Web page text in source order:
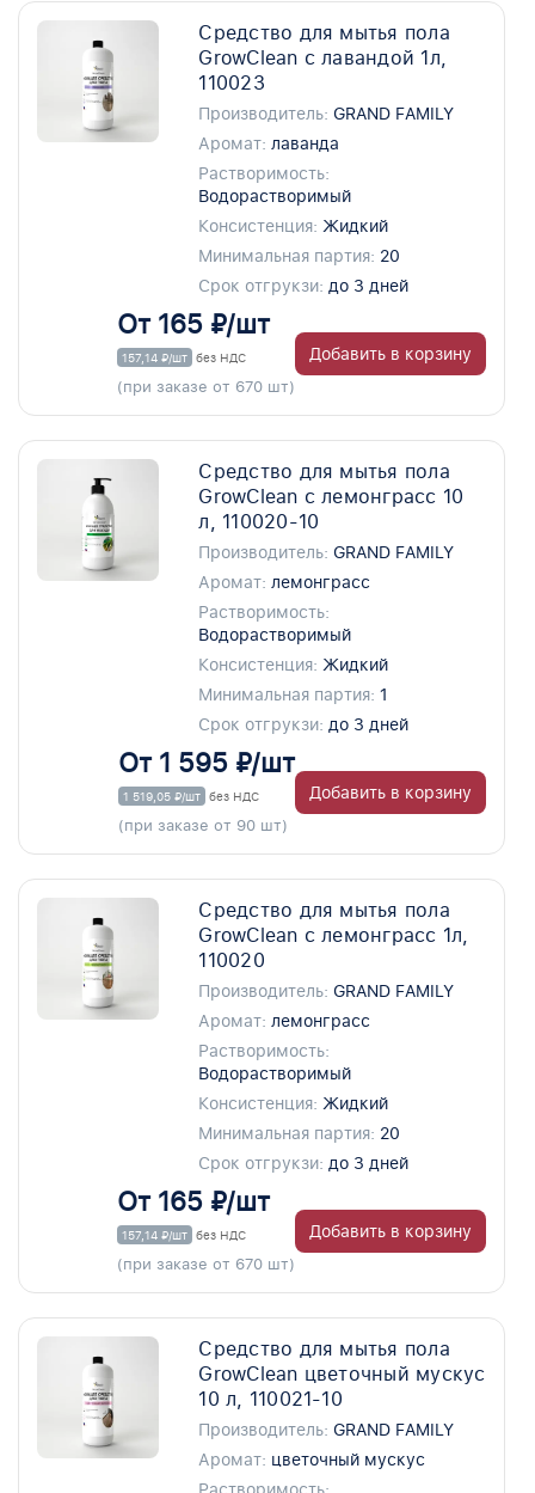
Средство для мытья пола
GrowClean с лавандой 1л,
110023
Производитель: GRAND FAMILY
Аромат: лаванда
Растворимость:
Водорастворимый
Консистенция: Жидкий
Минимальная партия: 20
Срок отгрукзи: до 3 дней
От 165 ₽/шт
157,14 ₽/шт без НДС
(при заказе от 670 шт)
Добавить в корзину
Средство для мытья пола
GrowClean с лемонграсс 10
л, 110020-10
Производитель: GRAND FAMILY
Аромат: лемонграсс
Растворимость:
Водорастворимый
Консистенция: Жидкий
Минимальная партия: 1
Срок отгрукзи: до 3 дней
От 1 595 ₽/шт
1 519,05 ₽/шт без НДС
(при заказе от 90 шт)
Добавить в корзину
Средство для мытья пола
GrowClean с лемонграсс 1л,
110020
Производитель: GRAND FAMILY
Аромат: лемонграсс
Растворимость:
Водорастворимый
Консистенция: Жидкий
Минимальная партия: 20
Срок отгрукзи: до 3 дней
От 165 ₽/шт
157,14 ₽/шт без НДС
(при заказе от 670 шт)
Добавить в корзину
Средство для мытья пола
GrowClean цветочный мускус
10 л, 110021-10
Производитель: GRAND FAMILY
Аромат: цветочный мускус